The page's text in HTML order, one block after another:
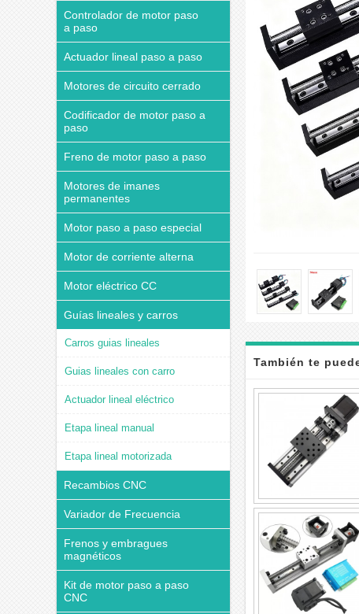
Controlador de motor paso
a paso
Actuador lineal paso a paso
Motores de circuito cerrado
Codificador de motor paso a
paso
Freno de motor paso a paso
Motores de imanes
permanentes
Motor paso a paso especial
Motor de corriente alterna
Motor eléctrico CC
Guías lineales y carros
Carros guias lineales
Guias lineales con carro
Actuador lineal eléctrico
Etapa lineal manual
Etapa lineal motorizada
Recambios CNC
Variador de Frecuencia
Frenos y embragues
magnéticos
Kit de motor paso a paso
CNC
También te